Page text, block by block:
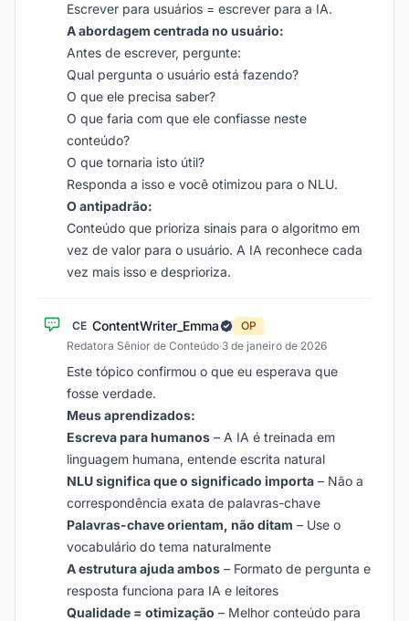
Escrever para usuários = escrever para a IA.
A abordagem centrada no usuário:
Antes de escrever, pergunte:
Qual pergunta o usuário está fazendo?
O que ele precisa saber?
O que faria com que ele confiasse neste
conteúdo?
O que tornaria isto útil?
Responda a isso e você otimizou para o NLU.
O antipadrão:
Conteúdo que prioriza sinais para o algoritmo em
vez de valor para o usuário. A IA reconhece cada
vez mais isso e desprioriza.
CE ContentWriter_Emma
OP
Redatora Sênior de Conteúdo·3 de janeiro de 2026
Este tópico confirmou o que eu esperava que
fosse verdade.
Meus aprendizados:
Escreva para humanos – A IA é treinada em
linguagem humana, entende escrita natural
NLU significa que o significado importa – Não a
correspondência exata de palavras-chave
Palavras-chave orientam, não ditam – Use o
vocabulário do tema naturalmente
A estrutura ajuda ambos – Formato de pergunta e
resposta funciona para IA e leitores
Qualidade = otimização – Melhor conteúdo para